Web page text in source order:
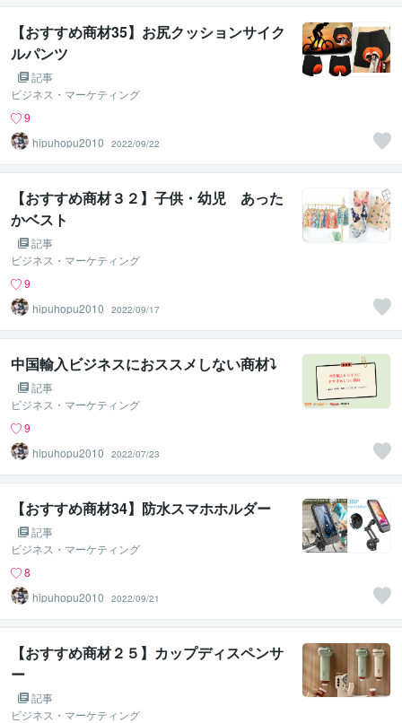
【おすすめ商材35】お尻クッションサイク
ルパンツ
記事
ビジネス・マーケティング
9
hipuhopu2010
2022/09/22
【おすすめ商材３２】子供・幼児 あった
かベスト
記事
ビジネス・マーケティング
9
hipuhopu2010
2022/09/17
中国輸入ビジネスにおススメしない商材⤵
記事
ビジネス・マーケティング
9
hipuhopu2010
2022/07/23
【おすすめ商材34】防水スマホホルダー
記事
ビジネス・マーケティング
8
hipuhopu2010
2022/09/21
【おすすめ商材２５】カップディスペンサ
ー
記事
ビジネス・マーケティング